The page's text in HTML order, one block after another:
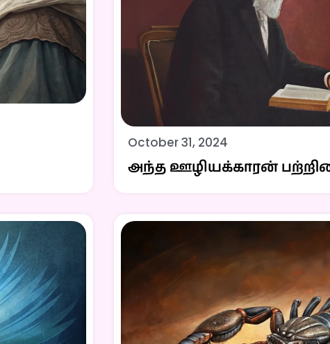
October 31, 2024
அந்த ஊழியக்காரன் பற்றின